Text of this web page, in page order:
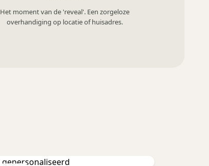
Het moment van de 'reveal'. Een zorgeloze
overhandiging op locatie of huisadres.